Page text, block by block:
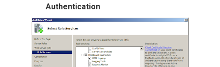
Authentication